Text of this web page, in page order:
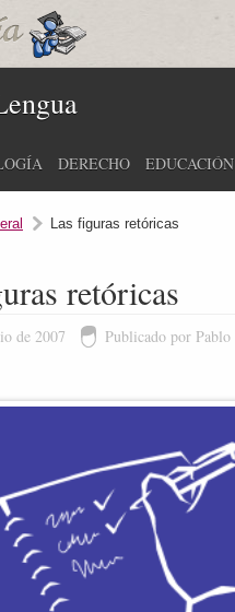
DERECHO EDUCACIÓN
Las figuras retóricas
retóricas
de 2007 Publicado por Pablo